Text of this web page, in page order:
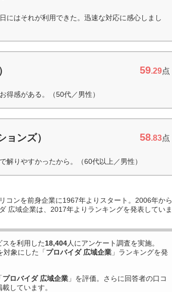
にはそれが利用できた。迅速な対応に感心しまし
59.29点
得感がある。（50代／男性）
ンズ） 58.83点
解りやすかったから。（60代以上／男性）
コンを前身企業に1967年よりスタート。2006年から
広域企業は、2017年よりランキングを発表していま
を利用した18,404人にアンケート調査を実施。
対象にした「プロバイダ 広域企業 」ランキングを発
プロバイダ 広域企業 」を評価。さらに回答者の口コ
しています。